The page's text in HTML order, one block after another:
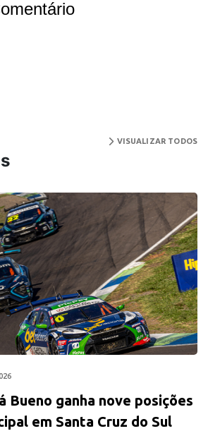
VISUALIZAR TODOS
Bueno ganha nove posições
em Santa Cruz do Sul